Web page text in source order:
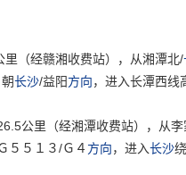
（经赣湘收费站），从湘潭北/
长沙/益阳方向，进入长潭西线
公里（经湘潭收费站），从
５５１３/Ｇ４ 方向，进入长沙